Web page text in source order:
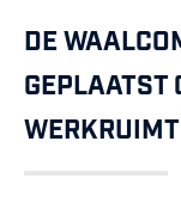
DE
GEPLAATST